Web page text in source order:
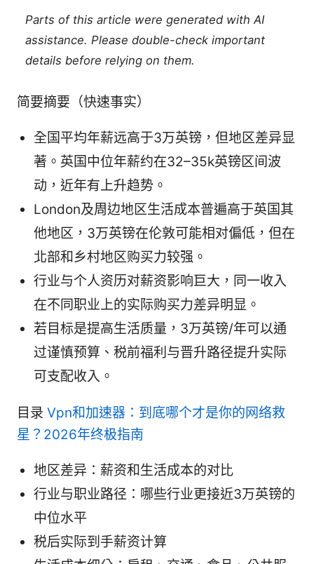
Parts of this article were generated with AI
assistance. Please double-check important
details before relying on them.
简要摘要（快速事实）
全国平均年薪远高于3万英镑，但地区差异显
著。英国中位年薪约在32–35k英镑区间波
动，近年有上升趋势。
London及周边地区生活成本普遍高于英国其
他地区，3万英镑在伦敦可能相对偏低，但在
北部和乡村地区购买力较强。
行业与个人资历对薪资影响巨大，同一收入
在不同职业上的实际购买力差异明显。
若目标是提高生活质量，3万英镑/年可以通
过谨慎预算、税前福利与晋升路径提升实际
可支配收入。
目录 Vpn和加速器：到底哪个才是你的网络救
星？2026年终极指南
地区差异：薪资和生活成本的对比
行业与职业路径：哪些行业更接近3万英镑的
中位水平
税后实际到手薪资计算